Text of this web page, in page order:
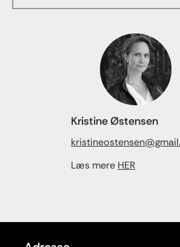
Kristine Østensen
Læs mere HER